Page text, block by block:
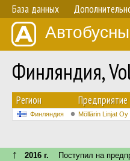
База данных
Финляндия,
Регион Предприятие
Финляндия Möllärin Linjat Oy
↑ 2016 г. Поступил на